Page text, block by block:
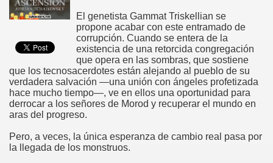
El genetista Gammat Triskellian se
propone acabar con este entramado de
corrupción. Cuando se entera de la
existencia de una retorcida congregación
que opera en las sombras, que sostiene
que los tecnosacerdotes están alejando al pueblo de su
verdadera salvación —una unión con ángeles profetizada
hace mucho tiempo—, ve en ellos una oportunidad para
derrocar a los señores de Morod y recuperar el mundo en
aras del progreso.
Pero, a veces, la única esperanza de cambio real pasa por
la llegada de los monstruos.